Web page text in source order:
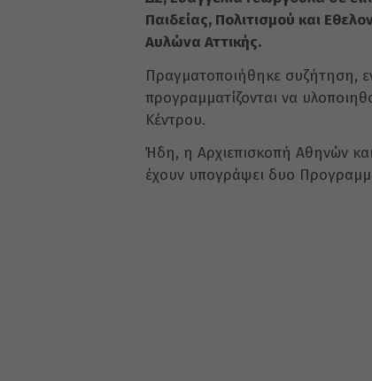
Παιδείας, Πολιτισμού και
Αυλώνα Αττικής.
Πραγματοποιήθηκε συζήτηση,
προγραμματίζονται να
Κέντρου.
Ήδη, η Αρχιεπισκοπή Αθηνών
έχουν υπογράψει δυο